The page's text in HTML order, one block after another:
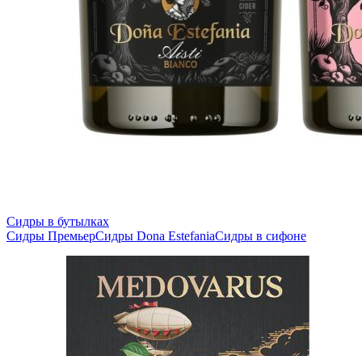
Сидры в бутылках
Сидры ПремьерСидры Dona EstefaniaСидры в сифоне